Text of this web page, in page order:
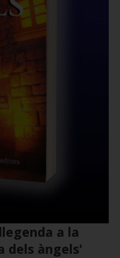
a la
dels àngels'